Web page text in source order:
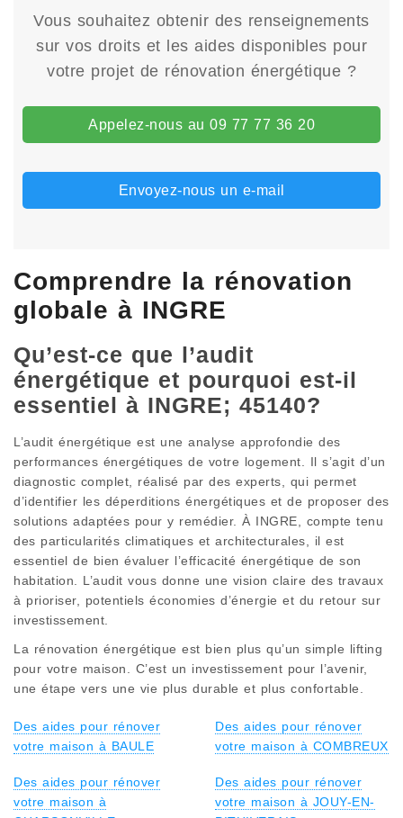
Vous souhaitez obtenir des renseignements
sur vos droits et les aides disponibles pour
votre projet de rénovation énergétique ?
Appelez-nous au 09 77 77 36 20
Envoyez-nous un e-mail
Comprendre la rénovation
globale à INGRE
Qu’est-ce que l’audit
énergétique et pourquoi est-il
essentiel à INGRE; 45140?
L’audit énergétique est une analyse approfondie des
performances énergétiques de votre logement. Il s’agit d’un
diagnostic complet, réalisé par des experts, qui permet
d’identifier les déperditions énergétiques et de proposer des
solutions adaptées pour y remédier. À INGRE, compte tenu
des particularités climatiques et architecturales, il est
essentiel de bien évaluer l’efficacité énergétique de son
habitation. L’audit vous donne une vision claire des travaux
à prioriser, potentiels économies d’énergie et du retour sur
investissement.
La rénovation énergétique est bien plus qu’un simple lifting
pour votre maison. C’est un investissement pour l’avenir,
une étape vers une vie plus durable et plus confortable.
Des aides pour rénover
votre maison à BAULE
Des aides pour rénover
votre maison à COMBREUX
Des aides pour rénover
votre maison à
Des aides pour rénover
votre maison à JOUY-EN-